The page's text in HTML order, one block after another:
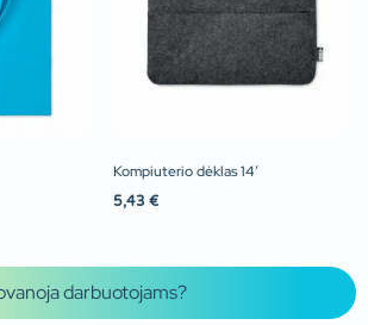
Kompiuterio dėklas 14′
5,43 €
darbuotojams?